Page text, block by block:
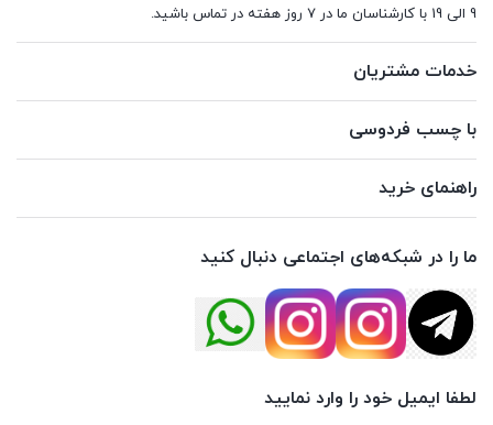
9 الی 19 با کارشناسان ما در 7 روز هفته در تماس باشید.
خدمات مشتریان
با چسب فردوسی
راهنمای خرید
ما را در شبکه‌های اجتماعی دنبال کنید
لطفا ایمیل خود را وارد نمایید